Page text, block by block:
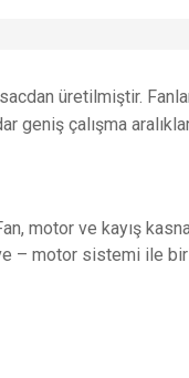
üretilmiştir.
çalışma
motor ve kayış
– motor sistemi ile